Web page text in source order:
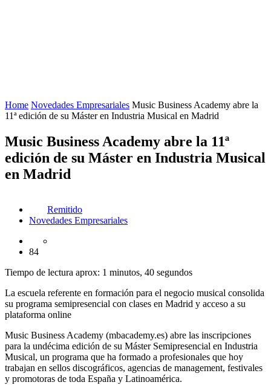
Home Novedades Empresariales Music Business Academy abre la
11ª edición de su Máster en Industria Musical en Madrid
Music Business Academy abre la 11ª
edición de su Máster en Industria Musical
en Madrid
Remitido
Novedades Empresariales
84
Tiempo de lectura aprox: 1 minutos, 40 segundos
La escuela referente en formación para el negocio musical consolida
su programa semipresencial con clases en Madrid y acceso a su
plataforma online
Music Business Academy (mbacademy.es) abre las inscripciones
para la undécima edición de su Máster Semipresencial en Industria
Musical, un programa que ha formado a profesionales que hoy
trabajan en sellos discográficos, agencias de management, festivales
y promotoras de toda España y Latinoamérica.